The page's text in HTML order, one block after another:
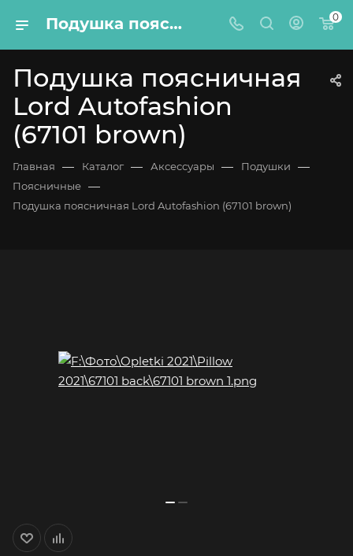
Подушка поясничная Lord Autofashion (67101 brown) 0
Подушка поясничная
Lord Autofashion
(67101 brown)
Главная — Каталог — Аксессуары — Подушки —
Поясничные —
Подушка поясничная Lord Autofashion (67101 brown)